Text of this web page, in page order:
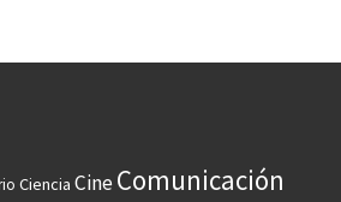
Ciencia CineComunicación